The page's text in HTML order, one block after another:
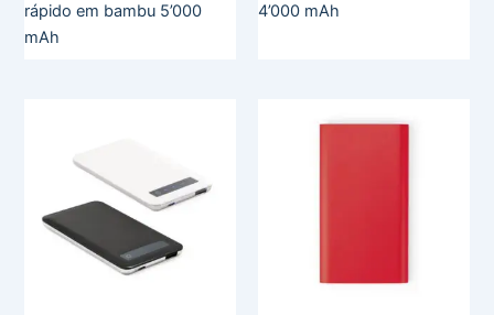
rápido em bambu 5’000
mAh
4’000 mAh